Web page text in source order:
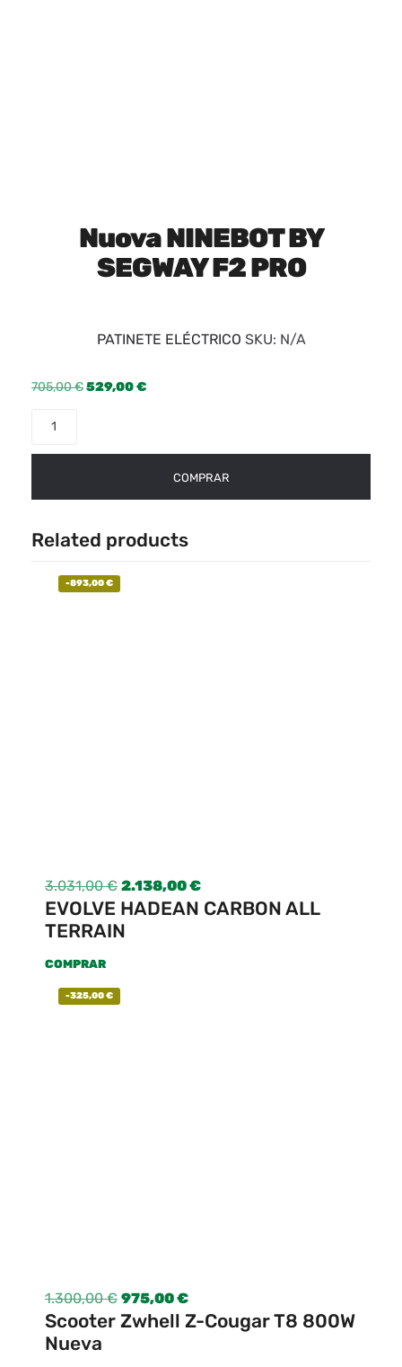
Nuova NINEBOT BY
SEGWAY F2 PRO
PATINETE ELÉCTRICO SKU: N/A
705,00€529,00€
COMPRAR
Related products
-893,00€
3.031,00€ 2.138,00€
EVOLVE HADEAN CARBON ALL
TERRAIN
COMPRAR
-325,00€
1.300,00€ 975,00€
Scooter Zwhell Z-Cougar T8 800W
Nueva